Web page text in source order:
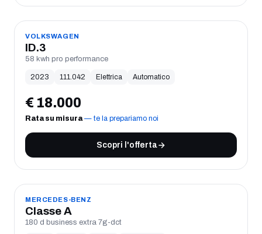
USATO
VOLKSWAGEN
ID.3
58 kwh pro performance
2023 111.042 Elettrica Automatico
€ 18.000
Rata su misura— te la prepariamo noi
Scopri l'offerta
USATO
MERCEDES-BENZ
Classe A
180 d business extra 7g-dct